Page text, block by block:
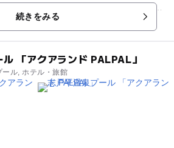
」があります。絶景が楽しめる“美人づ
て...続きをみる
「アクアランド PALPAL」
ル, ホテル・旅館